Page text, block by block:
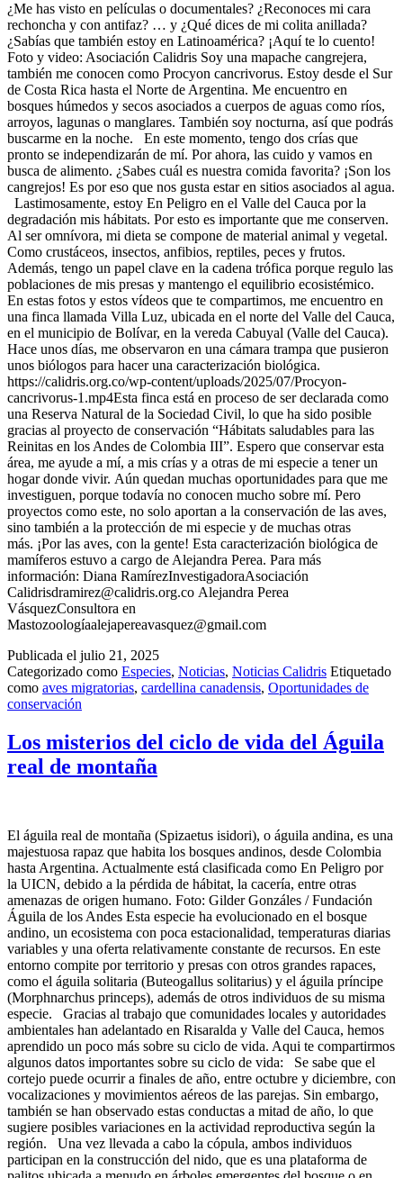
¿Me has visto en películas o documentales? ¿Reconoces mi cara
rechoncha y con antifaz? … y ¿Qué dices de mi colita anillada?
¿Sabías que también estoy en Latinoamérica? ¡Aquí te lo cuento!
Foto y video: Asociación Calidris Soy una mapache cangrejera,
también me conocen como Procyon cancrivorus. Estoy desde el Sur
de Costa Rica hasta el Norte de Argentina. Me encuentro en
bosques húmedos y secos asociados a cuerpos de aguas como ríos,
arroyos, lagunas o manglares. También soy nocturna, así que podrás
buscarme en la noche. En este momento, tengo dos crías que
pronto se independizarán de mí. Por ahora, las cuido y vamos en
busca de alimento. ¿Sabes cuál es nuestra comida favorita? ¡Son los
cangrejos! Es por eso que nos gusta estar en sitios asociados al agua.
Lastimosamente, estoy En Peligro en el Valle del Cauca por la
degradación mis hábitats. Por esto es importante que me conserven.
Al ser omnívora, mi dieta se compone de material animal y vegetal.
Como crustáceos, insectos, anfibios, reptiles, peces y frutos.
Además, tengo un papel clave en la cadena trófica porque regulo las
poblaciones de mis presas y mantengo el equilibrio ecosistémico.
En estas fotos y estos vídeos que te compartimos, me encuentro en
una finca llamada Villa Luz, ubicada en el norte del Valle del Cauca,
en el municipio de Bolívar, en la vereda Cabuyal (Valle del Cauca).
Hace unos días, me observaron en una cámara trampa que pusieron
unos biólogos para hacer una caracterización biológica.
https://calidris.org.co/wp-content/uploads/2025/07/Procyon-
cancrivorus-1.mp4Esta finca está en proceso de ser declarada como
una Reserva Natural de la Sociedad Civil, lo que ha sido posible
gracias al proyecto de conservación “Hábitats saludables para las
Reinitas en los Andes de Colombia III”. Espero que conservar esta
área, me ayude a mí, a mis crías y a otras de mi especie a tener un
hogar donde vivir. Aún quedan muchas oportunidades para que me
investiguen, porque todavía no conocen mucho sobre mí. Pero
proyectos como este, no solo aportan a la conservación de las aves,
sino también a la protección de mi especie y de muchas otras
más. ¡Por las aves, con la gente! Esta caracterización biológica de
mamíferos estuvo a cargo de Alejandra Perea. Para más
información: Diana RamírezInvestigadoraAsociación
Calidrisdramirez@calidris.org.co Alejandra Perea
VásquezConsultora en
Mastozoologíaalejapereavasquez@gmail.com
Publicada el julio 21, 2025
Categorizado como Especies, Noticias, Noticias Calidris Etiquetado
como aves migratorias, cardellina canadensis, Oportunidades de
conservación
Los misterios del ciclo de vida del Águila
real de montaña
El águila real de montaña (Spizaetus isidori), o águila andina, es una
majestuosa rapaz que habita los bosques andinos, desde Colombia
hasta Argentina. Actualmente está clasificada como En Peligro por
la UICN, debido a la pérdida de hábitat, la cacería, entre otras
amenazas de origen humano. Foto: Gilder Gonzáles / Fundación
Águila de los Andes Esta especie ha evolucionado en el bosque
andino, un ecosistema con poca estacionalidad, temperaturas diarias
variables y una oferta relativamente constante de recursos. En este
entorno compite por territorio y presas con otros grandes rapaces,
como el águila solitaria (Buteogallus solitarius) y el águila príncipe
(Morphnarchus princeps), además de otros individuos de su misma
especie. Gracias al trabajo que comunidades locales y autoridades
ambientales han adelantado en Risaralda y Valle del Cauca, hemos
aprendido un poco más sobre su ciclo de vida. Aqui te compartirmos
algunos datos importantes sobre su ciclo de vida: Se sabe que el
cortejo puede ocurrir a finales de año, entre octubre y diciembre, con
vocalizaciones y movimientos aéreos de las parejas. Sin embargo,
también se han observado estas conductas a mitad de año, lo que
sugiere posibles variaciones en la actividad reproductiva según la
región. Una vez llevada a cabo la cópula, ambos individuos
participan en la construcción del nido, que es una plataforma de